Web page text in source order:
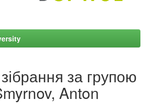
за групою
Anton